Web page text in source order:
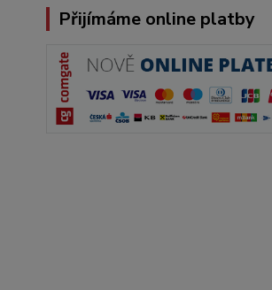
Přijímáme online platby